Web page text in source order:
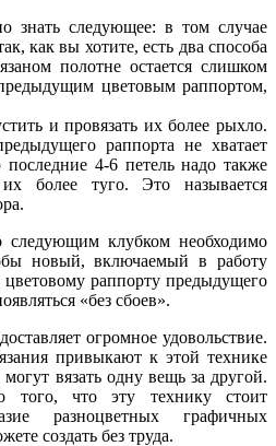
знать следующее: в том случае
как вы хотите, есть два способа
полотне остается слишком
цветовым раппортом,
и провязать их более рыхло.
раппорта не хватает
последние 4-6 петель надо также
более туго. Это называется
следующим клубком необходимо
новый, включаемый в работу
цветовому раппорту предыдущего
«без сбоев».
огромное удовольствие.
привыкают к этой технике
вязать одну вещь за другой.
того, что эту технику стоит
разноцветных графичных
создать без труда.